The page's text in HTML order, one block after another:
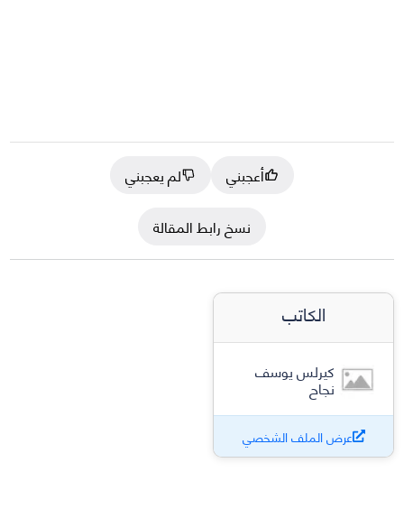
أعجبني
لم يعجبني
نسخ رابط المقالة
الكاتب
كيرلس يوسف
نجاح
عرض الملف الشخصي